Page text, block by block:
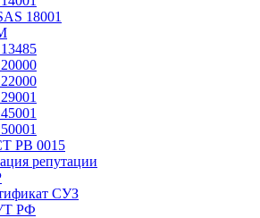
18001
РВ 0015
репутации
СУЗ
РФ